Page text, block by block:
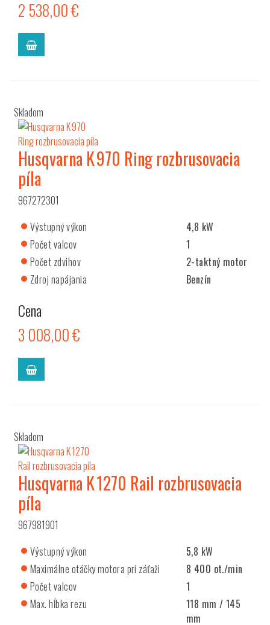
2 538,00 €
Skladom
Husqvarna K 970 Ring rozbrusovacia
píla
967272301
Výstupný výkon
4,8 kW
Počet valcov
1
Počet zdvihov
2-taktný motor
Zdroj napájania
Benzín
Cena
3 008,00 €
Skladom
Husqvarna K 1270 Rail rozbrusovacia
píla
967981901
Výstupný výkon
5,8 kW
Maximálne otáčky motora pri záťaži
8 400 ot./min
Počet valcov
1
Max. hĺbka rezu
118 mm / 145
mm